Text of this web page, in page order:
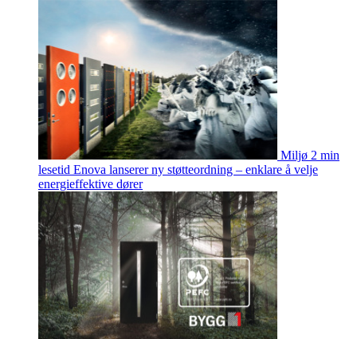
Miljø 2 min
lesetid Enova lanserer ny støtteordning – enklare å velje
energieffektive dører